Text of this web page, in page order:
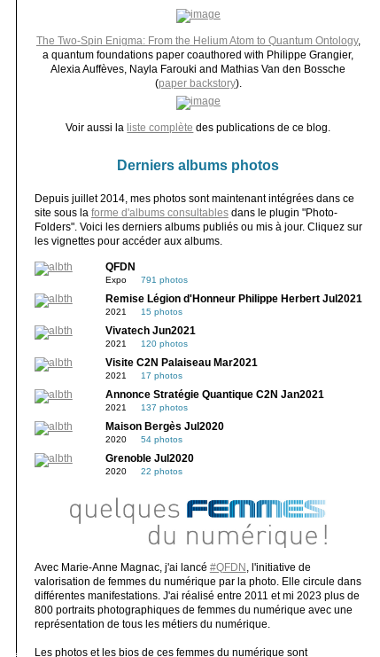
The Two-Spin Enigma: From the Helium Atom to Quantum Ontology,
a quantum foundations paper coauthored with Philippe Grangier,
Alexia Auffèves, Nayla Farouki and Mathias Van den Bossche
(paper backstory).
Voir aussi la liste complète des publications de ce blog.
Derniers albums photos
Depuis juillet 2014, mes photos sont maintenant intégrées dans ce
site sous la forme d'albums consultablesdans le plugin "Photo-
Folders". Voici les derniers albums publiés ou mis à jour. Cliquez sur
les vignettes pour accéder aux albums.
QFDN
Expo 791 photos
Remise Légion d'Honneur Philippe Herbert Jul2021
2021 15 photos
Vivatech Jun2021
2021 120 photos
Visite C2N Palaiseau Mar2021
2021 17 photos
Annonce Stratégie Quantique C2N Jan2021
2021 137 photos
Maison Bergès Jul2020
2020 54 photos
Grenoble Jul2020
2020 22 photos
Avec Marie-Anne Magnac, j'ai lancé #QFDN
, l'initiative de
valorisation de femmes du numérique par la photo. Elle circule dans
différentes manifestations. J'ai réalisé entre 2011 et mi 2023 plus de
800 portraits photographiques de femmes du numérique avec une
représentation de tous les métiers du numérique.
Les photos et les bios de ces femmes du numérique sont